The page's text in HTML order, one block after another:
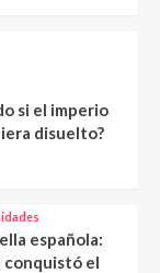
si el imperio
disuelto?
española:
conquistó el